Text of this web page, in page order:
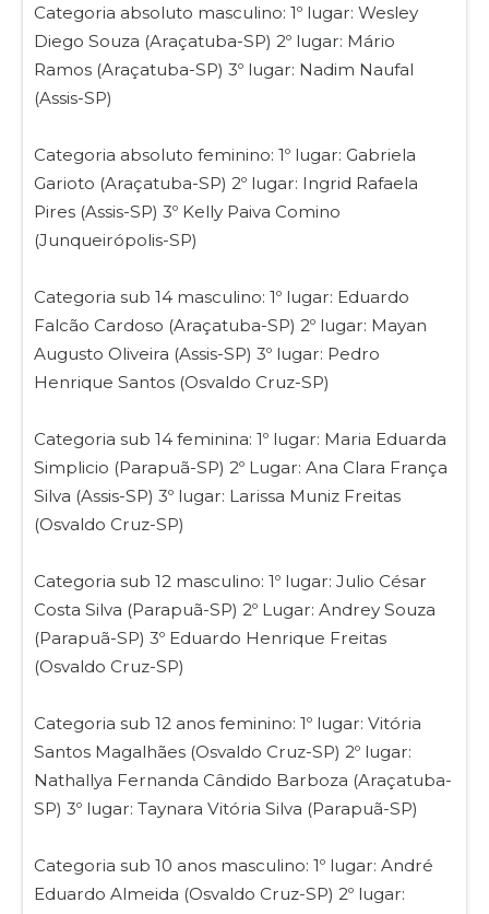
Categoria absoluto masculino: 1º lugar: Wesley
Diego Souza (Araçatuba-SP) 2º lugar: Mário
Ramos (Araçatuba-SP) 3º lugar: Nadim Naufal
(Assis-SP)
Categoria absoluto feminino: 1º lugar: Gabriela
Garioto (Araçatuba-SP) 2º lugar: Ingrid Rafaela
Pires (Assis-SP) 3º Kelly Paiva Comino
(Junqueirópolis-SP)
Categoria sub 14 masculino: 1º lugar: Eduardo
Falcão Cardoso (Araçatuba-SP) 2º lugar: Mayan
Augusto Oliveira (Assis-SP) 3º lugar: Pedro
Henrique Santos (Osvaldo Cruz-SP)
Categoria sub 14 feminina: 1º lugar: Maria Eduarda
Simplicio (Parapuã-SP) 2º Lugar: Ana Clara França
Silva (Assis-SP) 3º lugar: Larissa Muniz Freitas
(Osvaldo Cruz-SP)
Categoria sub 12 masculino: 1º lugar: Julio César
Costa Silva (Parapuã-SP) 2º Lugar: Andrey Souza
(Parapuã-SP) 3º Eduardo Henrique Freitas
(Osvaldo Cruz-SP)
Categoria sub 12 anos feminino: 1º lugar: Vitória
Santos Magalhães (Osvaldo Cruz-SP) 2º lugar:
Nathallya Fernanda Cândido Barboza (Araçatuba-
SP) 3º lugar: Taynara Vitória Silva (Parapuã-SP)
Categoria sub 10 anos masculino: 1º lugar: André
Eduardo Almeida (Osvaldo Cruz-SP) 2º lugar: